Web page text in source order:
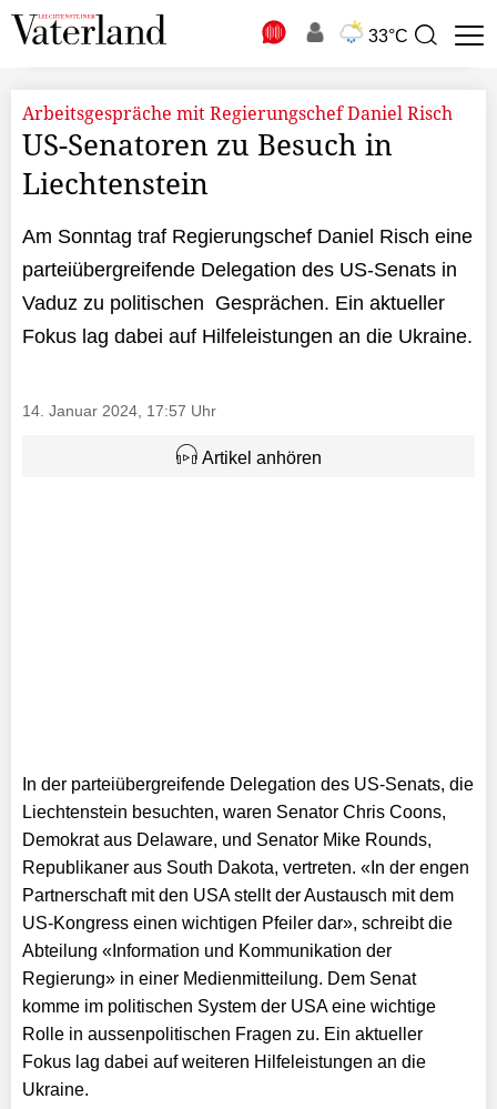
33°C
Suchbegriff
Arbeitsgespräche mit Regierungschef Daniel Risch
US-Senatoren zu Besuch in
Liechtenstein
Am Sonntag traf Regierungschef Daniel Risch eine
parteiübergreifende Delegation des US-Senats in
Vaduz zu politischen Gesprächen. Ein aktueller
Fokus lag dabei auf Hilfeleistungen an die Ukraine.
14. Januar 2024, 17:57 Uhr
Artikel anhören
In der parteiübergreifende Delegation des US-Senats, die
Liechtenstein besuchten, waren Senator Chris Coons,
Demokrat aus Delaware, und Senator Mike Rounds,
Republikaner aus South Dakota, vertreten. «In der engen
Partnerschaft mit den USA stellt der Austausch mit dem
US-Kongress einen wichtigen Pfeiler dar», schreibt die
Abteilung «Information und Kommunikation der
Regierung» in einer Medienmitteilung. Dem Senat
komme im politischen System der USA eine wichtige
Rolle in aussenpolitischen Fragen zu. Ein aktueller
Fokus lag dabei auf weiteren Hilfeleistungen an die
Ukraine.